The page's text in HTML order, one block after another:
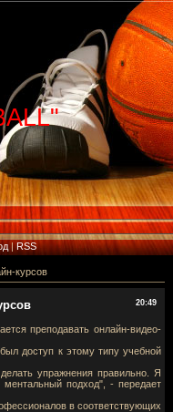
|RSS
курсов
20:49
преподавать онлайн-видео-
доступ к этому типу учебной
упражнения правильно. Я
подход", - передает
в соответствующих